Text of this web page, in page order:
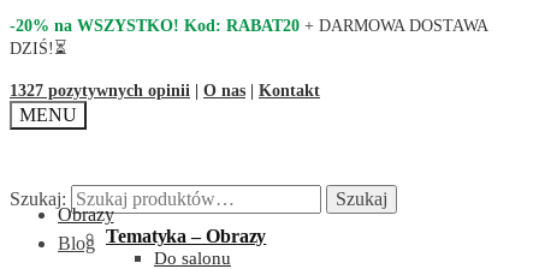
-20% na WSZYSTKO! Kod: RABAT20 + DARMOWA DOSTAWA
DZIŚ!⏳
1327 pozytywnych opinii O nas Kontakt
MENU
Szukaj: Szukaj
Blog
Obrazy
Tematyka – Obrazy
Do salonu